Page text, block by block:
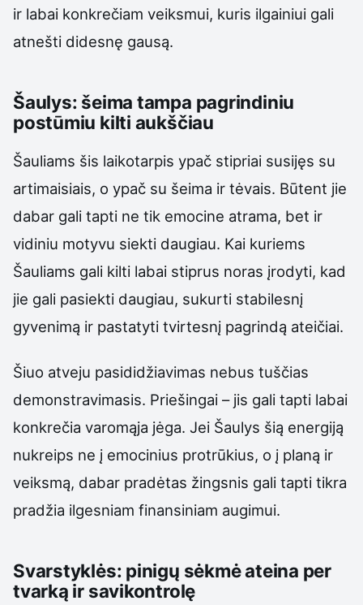
ir labai konkrečiam veiksmui, kuris ilgainiui gali
atnešti didesnę gausą.
Šaulys: šeima tampa pagrindiniu
postūmiu kilti aukščiau
Šauliams šis laikotarpis ypač stipriai susijęs su
artimaisiais, o ypač su šeima ir tėvais. Būtent jie
dabar gali tapti ne tik emocine atrama, bet ir
vidiniu motyvu siekti daugiau. Kai kuriems
Šauliams gali kilti labai stiprus noras įrodyti, kad
jie gali pasiekti daugiau, sukurti stabilesnį
gyvenimą ir pastatyti tvirtesnį pagrindą ateičiai.
Šiuo atveju pasididžiavimas nebus tuščias
demonstravimasis. Priešingai – jis gali tapti labai
konkrečia varomąja jėga. Jei Šaulys šią energiją
nukreips ne į emocinius protrūkius, o į planą ir
veiksmą, dabar pradėtas žingsnis gali tapti tikra
pradžia ilgesniam finansiniam augimui.
Svarstyklės: pinigų sėkmė ateina per
tvarką ir savikontrolę